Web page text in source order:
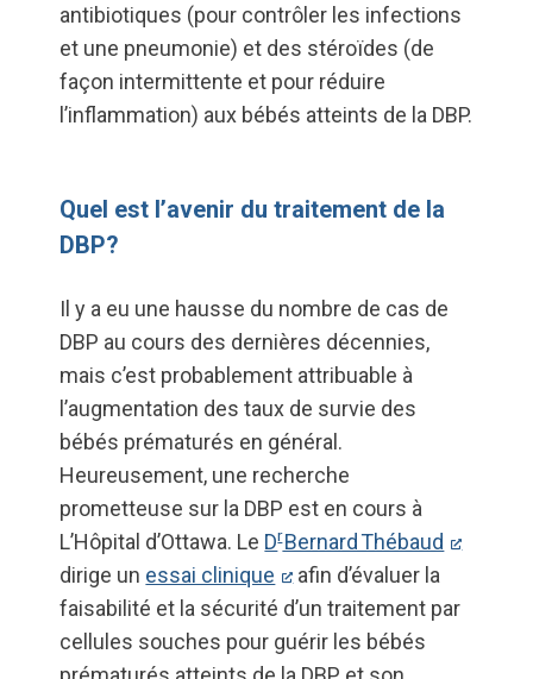
antibiotiques (pour contrôler les infections
et une pneumonie) et des stéroïdes (de
façon intermittente et pour réduire
l’inflammation) aux bébés atteints de la DBP.
Quel est l’avenir du traitement de la
DBP?
Il y a eu une hausse du nombre de cas de
DBP au cours des dernières décennies,
mais c’est probablement attribuable à
l’augmentation des taux de survie des
bébés prématurés en général.
Heureusement, une recherche
prometteuse sur la DBP est en cours à
L’Hôpital d’Ottawa. Le DrBernard Thébaud
dirige un essai clinique
afin d’évaluer la
faisabilité et la sécurité d’un traitement par
cellules souches pour guérir les bébés